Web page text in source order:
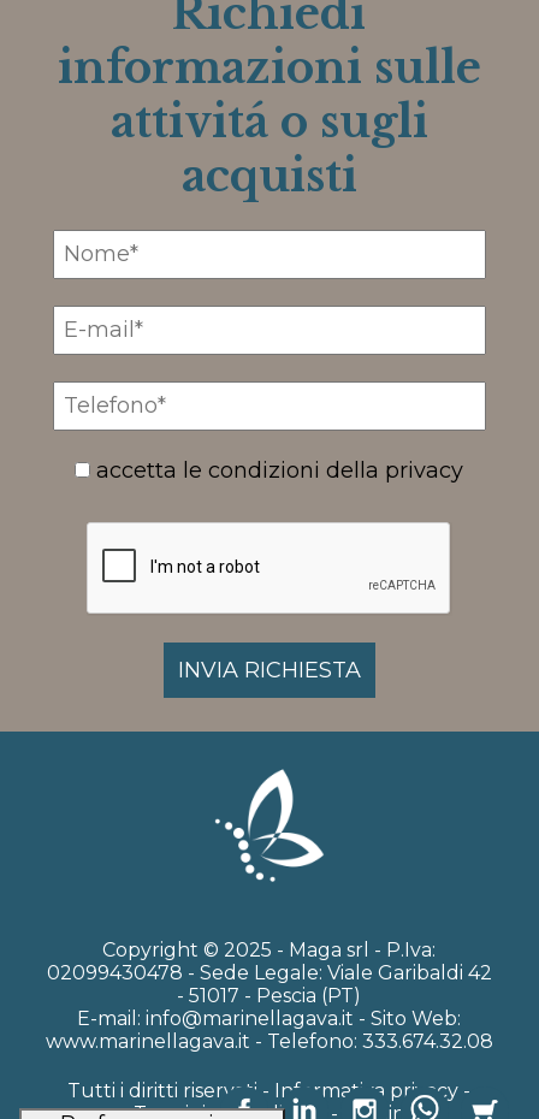
Richiedi
informazioni sulle
attivitá o sugli
acquisti
accetta le condizioni della privacy
Copyright © 2025 - Maga srl - P.Iva:
02099430478 - Sede Legale: Viale Garibaldi 42
- 51017 - Pescia (PT)
E-mail: info@marinellagava.it - Sito Web:
www.marinellagava.it - Telefono: 333.674.32.08
Tutti i diritti riservati - Informativa privacy -
Termini e Condizioni
- Admin